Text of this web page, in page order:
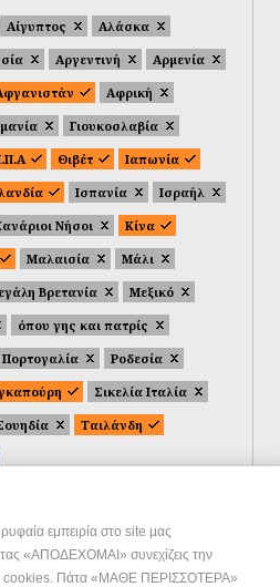
εμπειρία στο site μας
«ΑΠΟΔΕΧΟΜΑΙ» συνεχίζεις την
cookies. Πάτα «ΜΑΘΕ ΠΕΡΙΣΣΟΤΕΡΑ»
Αίγυπτος
Αλάσκα
Αργεντινή
Αρμενία
Αφρική
Γιουκοσλαβία
Θιβέτ
Ιαπωνία
Ισπανία
Ισραήλ
Νήσοι
Κίνα
Μαλαισία
Μάλι
Βρετανία
Μεξικό
όπου γης και πατρίς
Πορτογαλία
Ροδεσία
Σικελία Ιταλία
Ταιλάνδη